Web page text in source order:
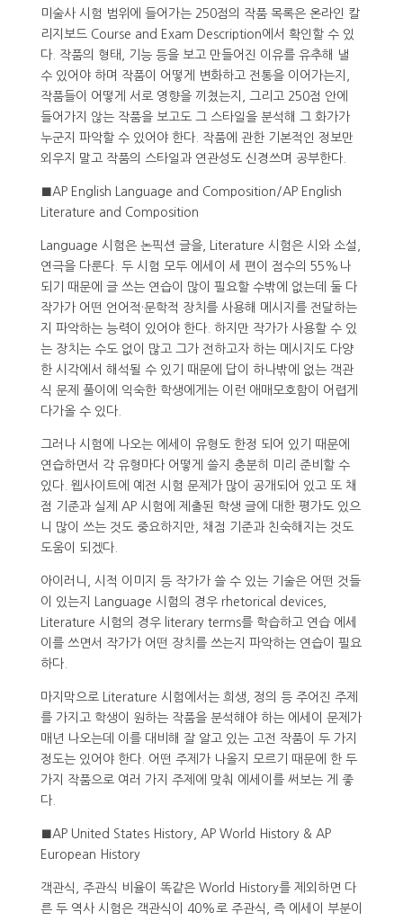
미술사 시험 범위에 들어가는 250점의 작품 목록은 온라인 칼
리지보드 Course and Exam Description에서 확인할 수 있
다. 작품의 형태, 기능 등을 보고 만들어진 이유를 유추해 낼
수 있어야 하며 작품이 어떻게 변화하고 전통을 이어가는지,
작품들이 어떻게 서로 영향을 끼쳤는지, 그리고 250점 안에
들어가지 않는 작품을 보고도 그 스타일을 분석해 그 화가가
누군지 파악할 수 있어야 한다. 작품에 관한 기본적인 정보만
외우지 말고 작품의 스타일과 연관성도 신경쓰며 공부한다.
■AP English Language and Composition/AP English
Literature and Composition
Language 시험은 논픽션 글을, Literature 시험은 시와 소설,
연극을 다룬다. 두 시험 모두 에세이 세 편이 점수의 55%나
되기 때문에 글 쓰는 연습이 많이 필요할 수밖에 없는데 둘 다
작가가 어떤 언어적·문학적 장치를 사용해 메시지를 전달하는
지 파악하는 능력이 있어야 한다. 하지만 작가가 사용할 수 있
는 장치는 수도 없이 많고 그가 전하고자 하는 메시지도 다양
한 시각에서 해석될 수 있기 때문에 답이 하나밖에 없는 객관
식 문제 풀이에 익숙한 학생에게는 이런 애매모호함이 어렵게
다가올 수 있다.
그러나 시험에 나오는 에세이 유형도 한정 되어 있기 때문에
연습하면서 각 유형마다 어떻게 쓸지 충분히 미리 준비할 수
있다. 웹사이트에 예전 시험 문제가 많이 공개되어 있고 또 채
점 기준과 실제 AP 시험에 제출된 학생 글에 대한 평가도 있으
니 많이 쓰는 것도 중요하지만, 채점 기준과 친숙해지는 것도
도움이 되겠다.
아이러니, 시적 이미지 등 작가가 쓸 수 있는 기술은 어떤 것들
이 있는지 Language 시험의 경우 rhetorical devices,
Literature 시험의 경우 literary terms를 학습하고 연습 에세
이를 쓰면서 작가가 어떤 장치를 쓰는지 파악하는 연습이 필요
하다.
마지막으로 Literature 시험에서는 희생, 정의 등 주어진 주제
를 가지고 학생이 원하는 작품을 분석해야 하는 에세이 문제가
매년 나오는데 이를 대비해 잘 알고 있는 고전 작품이 두 가지
정도는 있어야 한다. 어떤 주제가 나올지 모르기 때문에 한 두
가지 작품으로 여러 가지 주제에 맞춰 에세이를 써보는 게 좋
다.
■AP United States History, AP World History & AP
European History
객관식, 주관식 비율이 똑같은 World History를 제외하면 다
른 두 역사 시험은 객관식이 40%로 주관식, 즉 에세이 부분이